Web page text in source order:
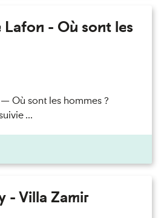
Lafon - Où sont les
Où sont les hommes ?
...
- Villa Zamir